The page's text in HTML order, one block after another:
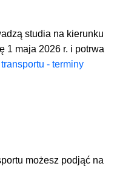
studia na kierunku
1 maja 2026 r. i potrwa
- terminy
możesz podjąć na